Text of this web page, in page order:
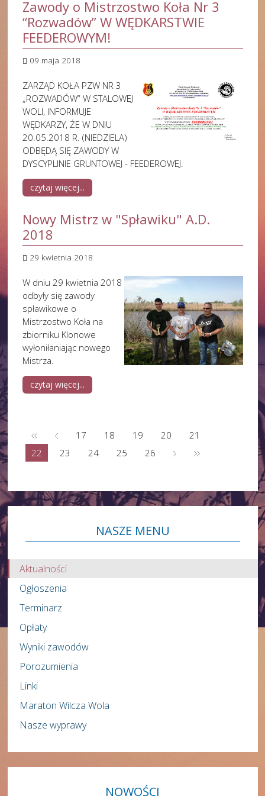
Zawody o Mistrzostwo Koła Nr 3
“Rozwadów” W WĘDKARSTWIE
FEEDEROWYM!
09 maja 2018
ZARZĄD KOŁA PZW NR 3
„ROZWADÓW” W STALOWEJ
WOLI, INFORMUJE
WĘDKARZY, ŻE W DNIU
20.05.2018 R. (NIEDZIELA)
ODBĘDĄ SIĘ ZAWODY W
DYSCYPLINIE GRUNTOWEJ - FEEDEROWEJ.
czytaj więcej...
Nowy Mistrz w "Spławiku" A.D.
2018
29 kwietnia 2018
W dniu 29 kwietnia 2018
odbyły się zawody
spławikowe o
Mistrzostwo Koła na
zbiorniku Klonowe
wyłoniłaniając nowego
Mistrza.
czytaj więcej...
17 18 19 20
21
22
23 24 25 26
NASZE MENU
Aktualności
Ogłoszenia
Terminarz
Opłaty
Wyniki zawodów
Porozumienia
Linki
Maraton Wilcza Wola
Nasze wyprawy
NOWOŚCI